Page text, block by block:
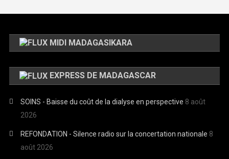
MIDI MADAGASIKARA
EXPRESS DE MADAGASCAR
SOINS - Baisse du coût de la dialyse en perspective 8 août
2026
REFONDATION - Silence radio sur la concertation nationale 8
août 2026